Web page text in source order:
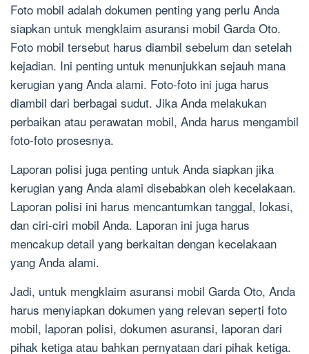
Foto mobil adalah dokumen penting yang perlu Anda
siapkan untuk mengklaim asuransi mobil Garda Oto.
Foto mobil tersebut harus diambil sebelum dan setelah
kejadian. Ini penting untuk menunjukkan sejauh mana
kerugian yang Anda alami. Foto-foto ini juga harus
diambil dari berbagai sudut. Jika Anda melakukan
perbaikan atau perawatan mobil, Anda harus mengambil
foto-foto prosesnya.
Laporan polisi juga penting untuk Anda siapkan jika
kerugian yang Anda alami disebabkan oleh kecelakaan.
Laporan polisi ini harus mencantumkan tanggal, lokasi,
dan ciri-ciri mobil Anda. Laporan ini juga harus
mencakup detail yang berkaitan dengan kecelakaan
yang Anda alami.
Jadi, untuk mengklaim asuransi mobil Garda Oto, Anda
harus menyiapkan dokumen yang relevan seperti foto
mobil, laporan polisi, dokumen asuransi, laporan dari
pihak ketiga atau bahkan pernyataan dari pihak ketiga.